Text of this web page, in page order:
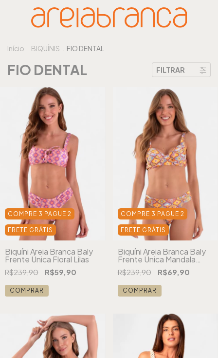
Início BIQUÍNIS FIO DENTAL
FIO DENTAL FILTRAR
COMPRE 3 PAGUE 2
FRETE GRÁTIS
Biquíni Areia Branca Baly
Frente Única Floral Lilas
R$239,90 R$59,90
COMPRAR
COMPRE 3 PAGUE 2
FRETE GRÁTIS
Biquíni Areia Branca Baly
Frente Única Mandala
Laranja
R$239,90 R$69,90
COMPRAR